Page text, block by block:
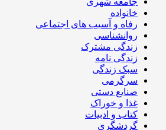
خانواده
رفاه و آسیب های اجتماعی
روانشناسی
زندگی مشترک
زندگی نامه
سبک زندگی
سرگرمی
صنایع دستی
غذا و خوراک
کتاب و ادبیات
گردشگری